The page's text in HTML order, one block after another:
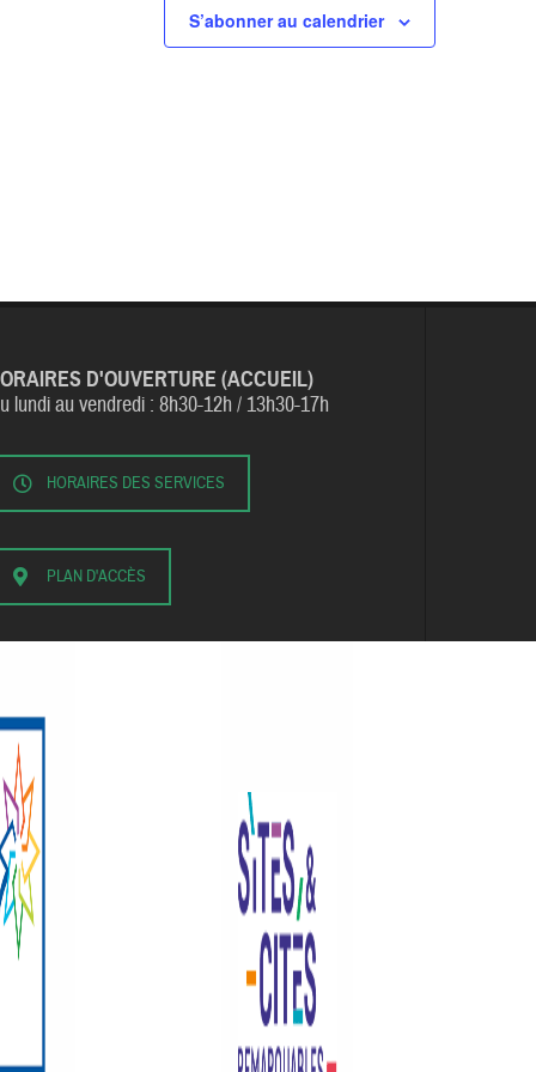
S’abonner au calendrier
D'OUVERTURE (ACCUEIL)
lundi au vendredi : 8h30-12h / 13h30-17h
HORAIRES DES SERVICES
PLAN D'ACCÈS